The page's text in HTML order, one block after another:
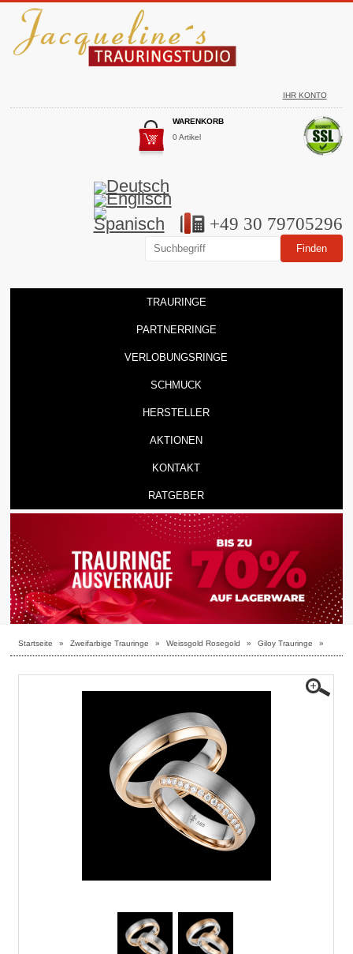
IHR KONTO
WARENKORB
0 Artikel
+49 30 79705296
TRAURINGE
PARTNERRINGE
VERLOBUNGSRINGE
SCHMUCK
HERSTELLER
AKTIONEN
KONTAKT
RATGEBER
Startseite » Zweifarbige Trauringe » Weissgold Rosegold » Giloy Trauringe »